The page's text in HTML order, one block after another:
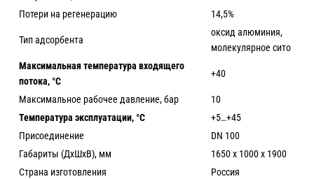
Потери на регенерацию
14,5%
Тип адсорбента
оксид алюминия,
молекулярное сито
Максимальная температура входящего
потока, °С
+40
Максимальное рабочее давление, бар
10
Температура эксплуатации, °С
+5…+45
Присоединение
DN 100
Габариты (ДхШхВ), мм
1650 х 1000 х 1900
Страна изготовления
Россия